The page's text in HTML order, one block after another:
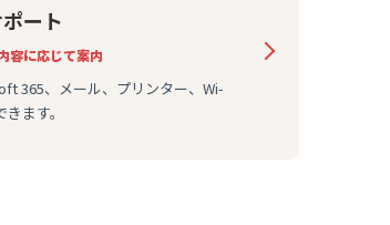
ート
365、メール、プリンター、Wi-
ます。
容に応じて案内